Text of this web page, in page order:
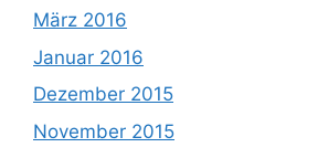
März 2016
Januar 2016
Dezember 2015
November 2015